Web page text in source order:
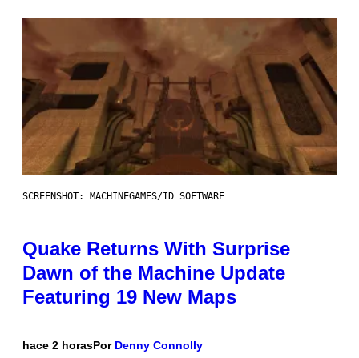
SCREENSHOT: MACHINEGAMES/ID SOFTWARE
Quake Returns With Surprise
Dawn of the Machine Update
Featuring 19 New Maps
hace 2 horasPor Denny Connolly